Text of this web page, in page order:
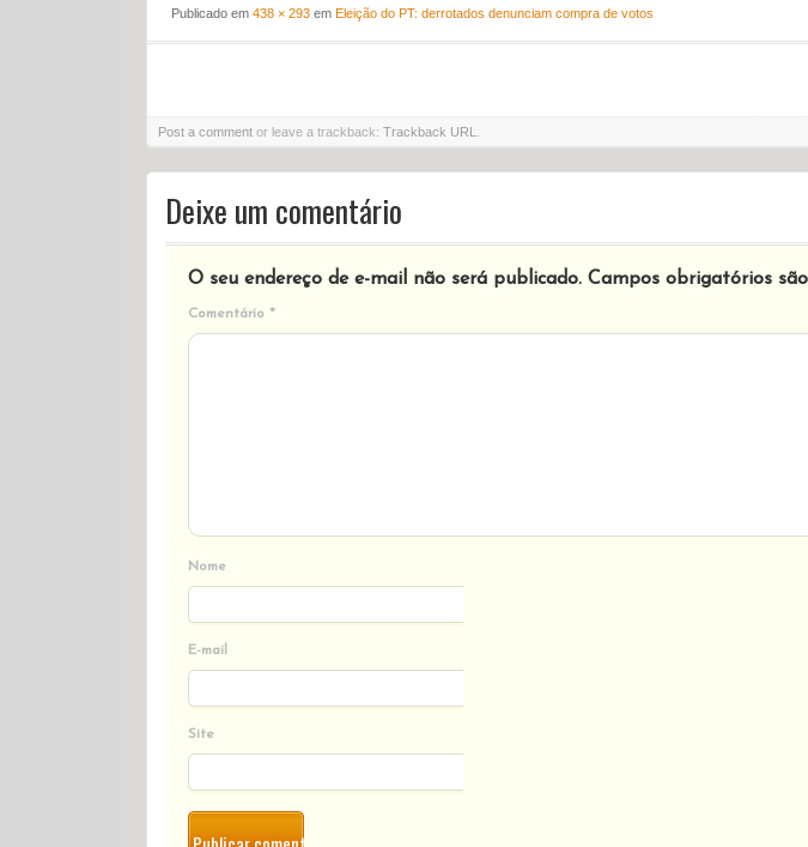
Publicado em 438 × 293 em Eleição do PT: derrotados denunciam compra de votos
Post a comment or leave a trackback: Trackback URL
Deixe um comentário
O seu endereço de e-mail não será publicado. Campos obrigatórios
Comentário *
Nome
E-mail
Site